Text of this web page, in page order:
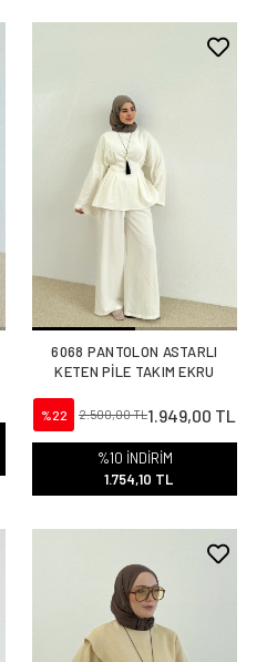
6068 PANTOLON ASTARLI
KETEN PİLE TAKIM EKRU
%22 2.500,00 TL1.949,00 TL
%10 İNDİRİM
1.754,10 TL